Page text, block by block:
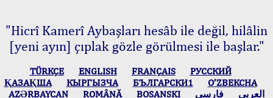
"Hicrî Kamerî Aybaşları hesâb ile değil, hilâlin
[yeni ayın] çıplak gözle görülmesi ile başlar."
TÜRKÇE ENGLISH FRANÇAIS
РУССКИЙ
ҚАЗАҚША
КЫPГЫЗЧA БЪЛГАРСКИ1
O’ZBEKCHA
AZӘRBAYCAN
ROMÂNĂ BOSANSKI العربي فارسی